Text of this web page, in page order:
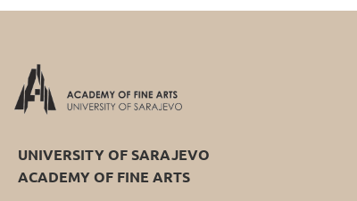
UNIVERSITY OF SARAJEVO
ACADEMY OF FINE ARTS